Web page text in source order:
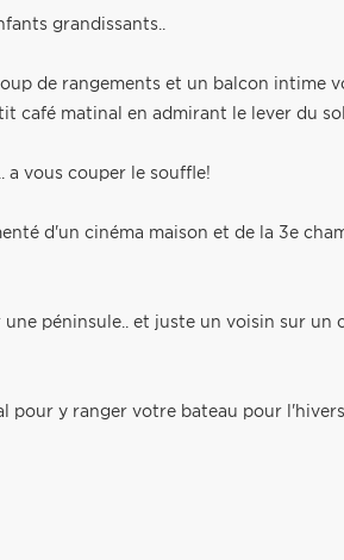
grandissants..
de rangements et un balcon intime
café matinal en admirant le lever du
a vous couper le souffle!
d'un cinéma maison et de la 3e
péninsule.. et juste un voisin sur un
pour y ranger votre bateau pour